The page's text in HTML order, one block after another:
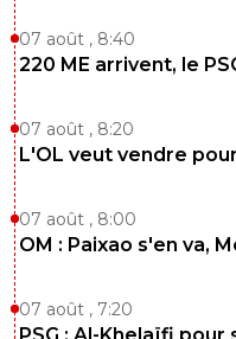
07 août , 8:40
220 ME arrivent, le
07 août , 8:20
L'OL veut vendre
07 août , 8:00
OM : Paixao s'en va,
07 août , 7:20